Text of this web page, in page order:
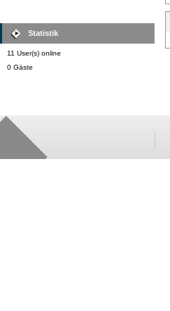
Statistik
11 User(s) online
0 Gäste